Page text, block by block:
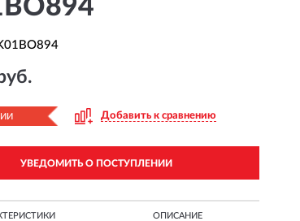
Добавить к сравнению
УВЕДОМИТЬ О ПОСТУПЛЕНИИ
ОПИСАНИЕ